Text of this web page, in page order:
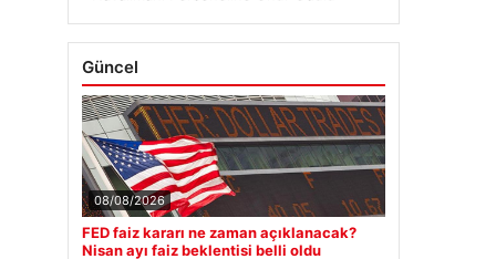
08/08/2026
FED faiz kararı ne zaman açıklanacak?
Nisan ayı faiz beklentisi belli oldu